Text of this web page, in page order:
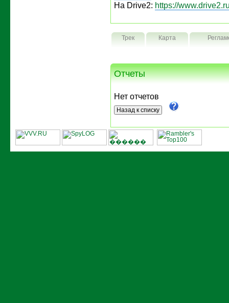
На Drive2: https://
Трек Карта
Отчеты
Нет отчетов